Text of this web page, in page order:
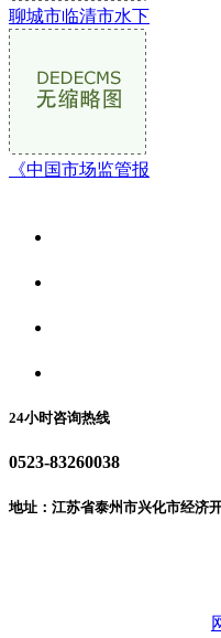
聊城市临清市水下
《中国市场监管报
24小时咨询热线
0523-83260038
地址：江苏省泰州市兴化市经济